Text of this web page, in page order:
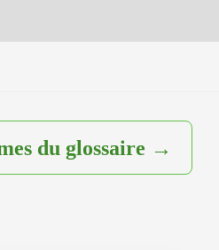
du glossaire →